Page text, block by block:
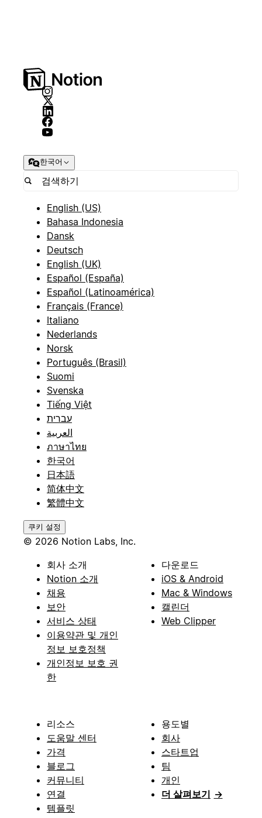
한국어
English (US)
Bahasa Indonesia
Dansk
Deutsch
English (UK)
Español (España)
Español (Latinoamérica)
Français (France)
Italiano
Nederlands
Norsk
Português (Brasil)
Suomi
Svenska
Tiếng Việt
עברית
العربية
ภาษาไทย
한국어
日本語
简体中文
繁體中文
쿠키 설정
© 2026 Notion Labs, Inc.
회사 소개
Notion 소개
채용
보안
서비스 상태
이용약관 및 개인
정보 보호정책
개인정보 보호 권
한
다운로드
iOS & Android
Mac & Windows
캘린더
Web Clipper
리소스
도움말 센터
가격
블로그
커뮤니티
연결
템플릿
용도별
회사
스타트업
팀
개인
더 살펴보기 →